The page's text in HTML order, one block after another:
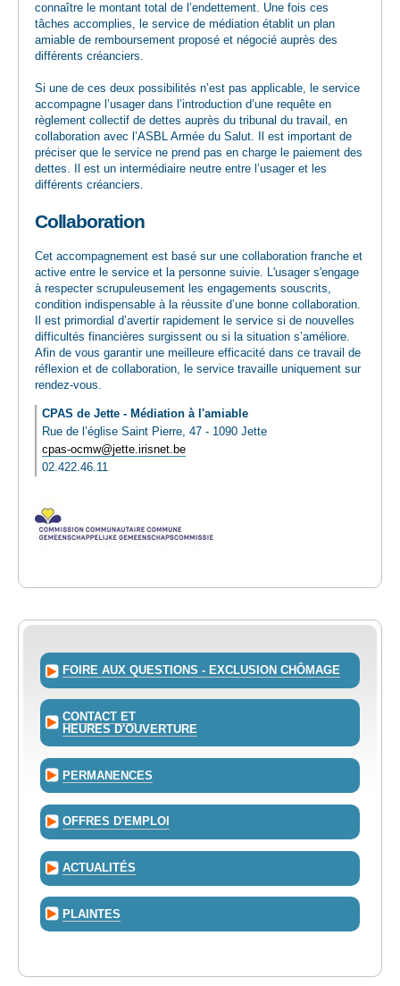
connaître le montant total de l’endettement. Une fois ces
tâches accomplies, le service de médiation établit un plan
amiable de remboursement proposé et négocié auprès des
différents créanciers.
Si une de ces deux possibilités n’est pas applicable, le service
accompagne l’usager dans l’introduction d’une requête en
règlement collectif de dettes auprès du tribunal du travail, en
collaboration avec l’ASBL Armée du Salut. Il est important de
préciser que le service ne prend pas en charge le paiement des
dettes. Il est un intermédiaire neutre entre l’usager et les
différents créanciers.
Collaboration
Cet accompagnement est basé sur une collaboration franche et
active entre le service et la personne suivie. L'usager s'engage
à respecter scrupuleusement les engagements souscrits,
condition indispensable à la réussite d’une bonne collaboration.
Il est primordial d’avertir rapidement le service si de nouvelles
difficultés financières surgissent ou si la situation s’améliore.
Afin de vous garantir une meilleure efficacité dans ce travail de
réflexion et de collaboration, le service travaille uniquement sur
rendez-vous.
CPAS de Jette - Médiation à l'amiable
Rue de l’église Saint Pierre, 47 - 1090 Jette
cpas-ocmw@jette.irisnet.be
02.422.46.11
FOIRE AUX QUESTIONS - EXCLUSION CHÔMAGE
CONTACT ET
HEURES D'OUVERTURE
PERMANENCES
OFFRES D'EMPLOI
ACTUALITÉS
PLAINTES